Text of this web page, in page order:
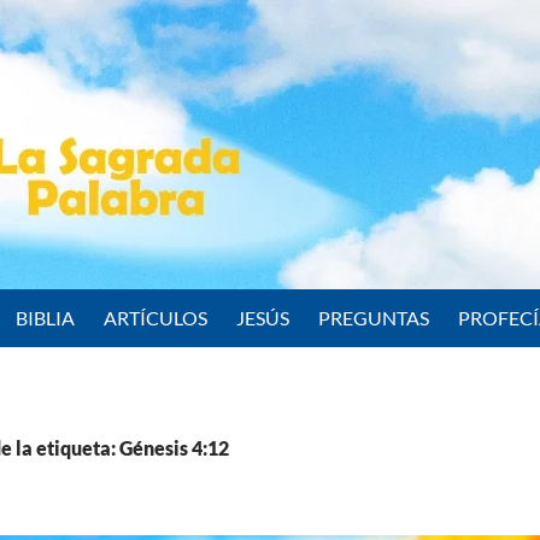
BIBLIA ARTÍCULOS JESÚS PREGUNTAS
la etiqueta: Génesis 4:12